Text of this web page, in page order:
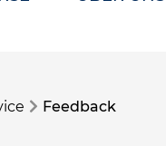
Feedback